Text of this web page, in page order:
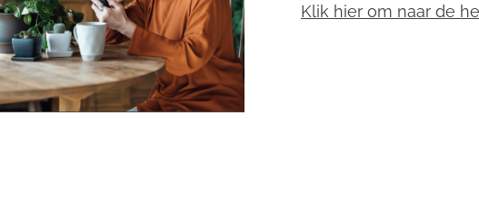
Klik hier om naar de